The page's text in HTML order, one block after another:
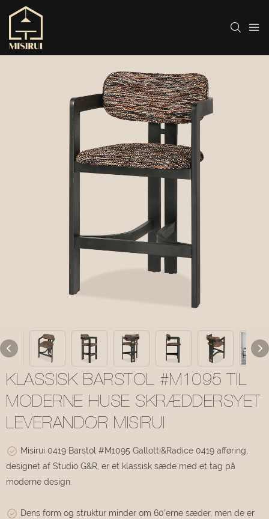
KLASSISK BARSTOL #M1095 TIL
MODERNE HUSE SKRÆDDERSYET
LEVERANDØR MISIRUI
Misirui 0419 Barstol #M1095 Gallotti&Radice 0419 afføring,
designet af Studio G&R, er et klassisk sæde med et tag på
moderne design.
Dens form og struktur minder om 60'erne sæder, men de er